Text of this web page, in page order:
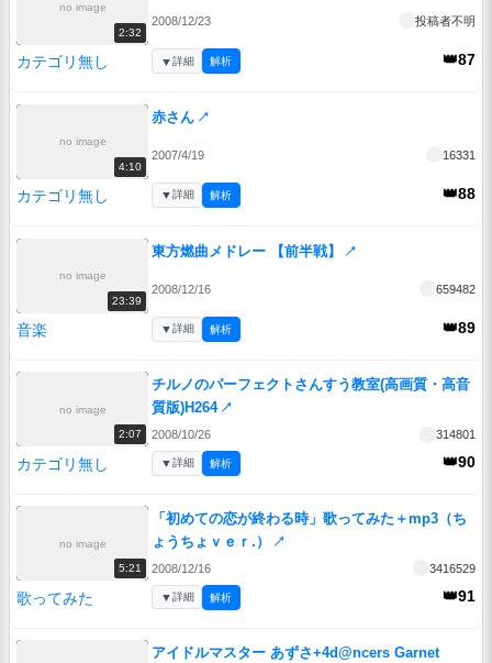
no image
2:32
2008/12/23 投稿者不明
カテゴリ無し 👑87
▼詳細 解析
no image
4:10
赤さん ↗
2007/4/19 16331
カテゴリ無し 👑88
▼詳細 解析
no image
23:39
東方燃曲メドレー 【前半戦】 ↗
2008/12/16 659482
音楽 👑89
▼詳細 解析
no image
2:07
チルノのパーフェクトさんすう教室(高画質・高音
質版)H264 ↗
2008/10/26 314801
カテゴリ無し 👑90
▼詳細 解析
no image
5:21
「初めての恋が終わる時」歌ってみた＋mp3（ち
ょうちょｖｅｒ.）
↗
2008/12/16 3416529
歌ってみた 👑91
▼詳細 解析
アイドルマスター あずさ+4d@ncers Garnet